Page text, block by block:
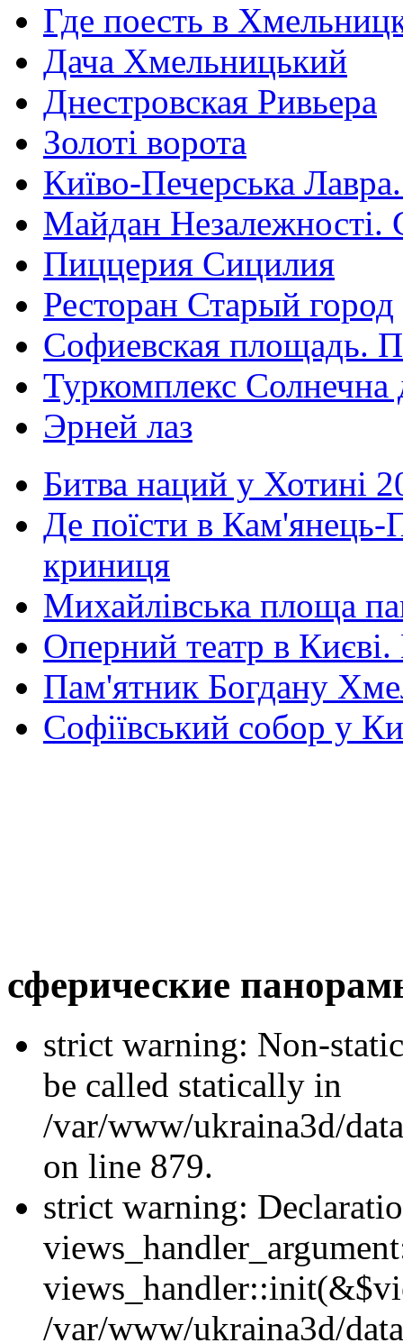
Где поесть в
Дача Хмельницький
Днестровская Ривьера
Золоті ворота
Київо-Печерська
Майдан Незалежності.
Пиццерия Сицилия
Ресторан Старый город
Софиевская площадь.
Туркомплекс Солнечна
Эрней лаз
Битва наций у Хотині
Де поїсти в Кам'янець-
криниця
Михайлівська площа
Оперний театр в
Пам'ятник Богдану
Софіївський собор у
сферические
strict warning: Non-
be called statically in
/var/www/ukraina3d/
on line 879.
strict warning:
/var/www/ukraina3d/